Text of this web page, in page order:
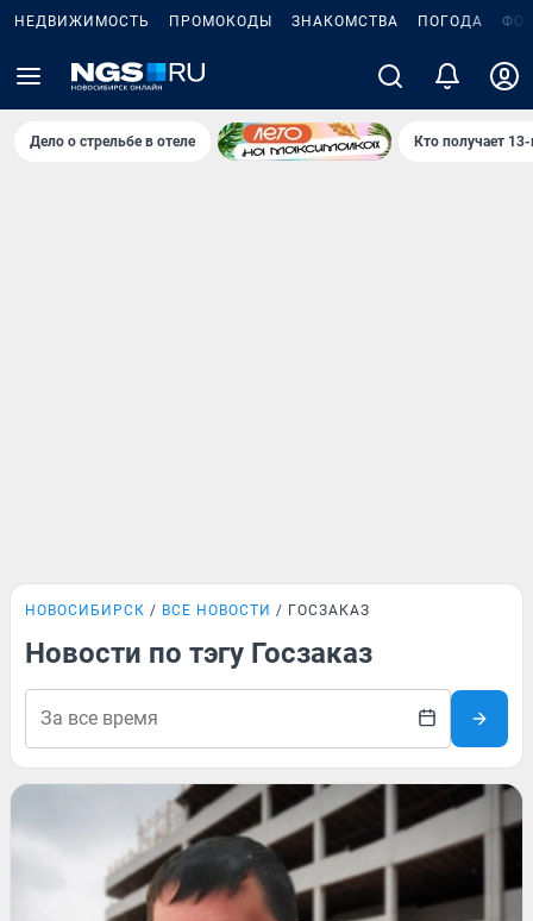
НЕДВИЖИМОСТЬ ПРОМОКОДЫ ЗНАКОМСТВА ПОГОДА
Дело о стрельбе в отеле Кто получает
НОВОСИБИРСК ВСЕ НОВОСТИ ГОСЗАКАЗ
Новости по тэгу Госзаказ